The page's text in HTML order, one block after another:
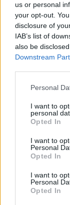
us or personal
your opt-out.
disclosure of
IAB’s list of
also be
Downstream
Personal
I want to
personal
Opted In
I want to
Personal
Opted In
I want to
Personal
Opted In
skaičiuoja
Verslas